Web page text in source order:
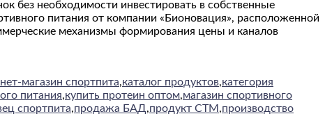
без необходимости инвестировать в собственные
питания от компании «Бионовация», расположенной
механизмы формирования цены и каналов
магазин спортпита,каталог продуктов,категория
питания,купить протеин оптом,магазин спортивного
спортпита,продажа БАД,продукт СТМ ,производство